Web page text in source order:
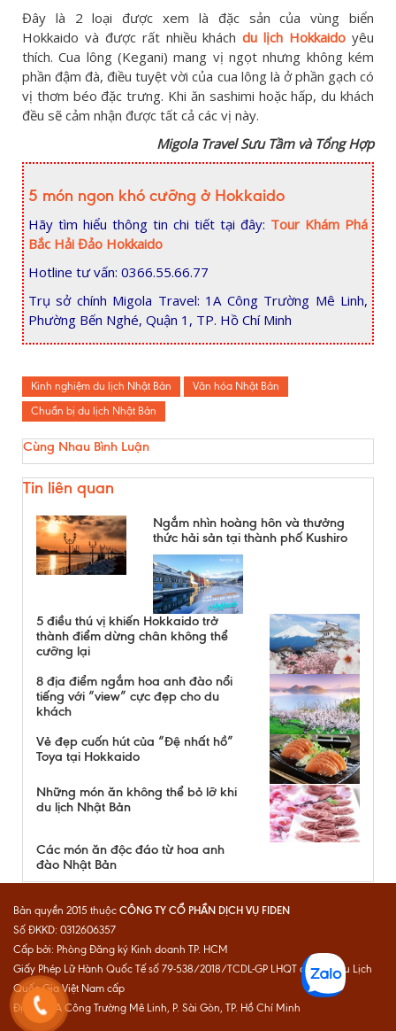
Đây là 2 loại được xem là đặc sản của vùng biển
Hokkaido và được rất nhiều kháchdu lịch Hokkaido yêu
thích. Cua lông (Kegani) mang vị ngọt nhưng không kém
phần đậm đà, điều tuyệt vời của cua lông là ở phần gạch có
vị thơm béo đặc trưng. Khi ăn sashimi hoặc hấp, du khách
đều sẽ cảm nhận được tất cả các vị này.
Migola Travel Sưu Tầm và Tổng Hợp
5 món ngon khó cưỡng ở Hokkaido
Hãy tìm hiểu thông tin chi tiết tại đây: Tour Khám Phá
Bắc Hải Đảo Hokkaido
Hotline tư vấn: 0366.55.66.77
Trụ sở chính Migola Travel: 1A Công Trường Mê Linh,
Phường Bến Nghé, Quận 1, TP. Hồ Chí Minh
Kinh nghiệm du lịch Nhật Bản
Văn hóa Nhật Bản
Chuẩn bị du lịch Nhật Bản
Cùng Nhau Bình Luận
Tin liên quan
Ngắm nhìn hoàng hôn và thưởng
thức hải sản tại thành phố Kushiro
5 điều thú vị khiến Hokkaido trở
thành điểm dừng chân không thể
cưỡng lại
8 địa điểm ngắm hoa anh đào nổi
tiếng với “view” cực đẹp cho du
khách
Vẻ đẹp cuốn hút của “Đệ nhất hồ”
Toya tại Hokkaido
Những món ăn không thể bỏ lỡ khi
du lịch Nhật Bản
Các món ăn độc đáo từ hoa anh
đào Nhật Bản
Bản quyền 2015 thuộc CÔNG TY CỔ PHẦN DỊCH VỤ FIDEN
Số ĐKKD: 0312606357
Cấp bởi: Phòng Đăng ký Kinh doanh TP. HCM
Giấy Phép Lữ Hành Quốc Tế số 79-538/2018/TCDL-GP LHQT do Cục Du Lịch
Quốc Gia Việt Nam cấp
Địa chỉ: 1A Công Trường Mê Linh, P. Sài Gòn, TP. Hồ Chí Minh